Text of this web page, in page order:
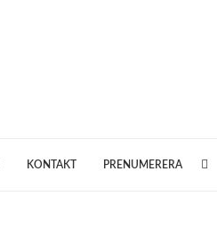
KONTAKT PRENUMERERA